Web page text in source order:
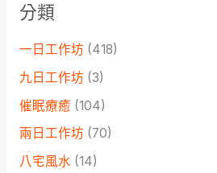
分類
一日工作坊 (418)
九日工作坊 (3)
催眠療癒 (104)
兩日工作坊 (70)
八宅風水 (14)